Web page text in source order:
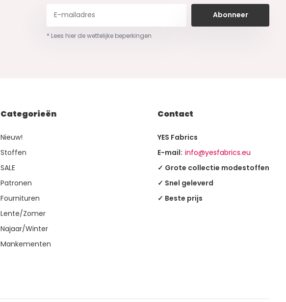
Abonneer
* Lees hier de wettelijke beperkingen
Categorieën
Nieuw!
Stoffen
SALE
Patronen
Fournituren
Lente/Zomer
Najaar/Winter
Mankementen
Contact
YES Fabrics
E-mail: info@yesfabrics.eu
✓ Grote collectie modestoffen
✓ Snel geleverd
✓ Beste prijs